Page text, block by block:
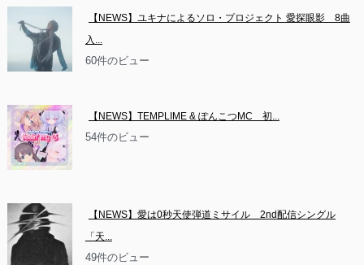
【NEWS】ユキナによるソロ・プロジェクト 愛探眼影　8曲
入...
60件のビュー
【NEWS】TEMPLIME & ぽんこつMC　初...
54件のビュー
【NEWS】愛は0秒天使弾道ミサイル　2nd配信シングル
「天...
49件のビュー